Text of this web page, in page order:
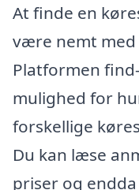
At finde en
være nemt
Platformen
mulighed for
forskellige
Du kan læse
priser og